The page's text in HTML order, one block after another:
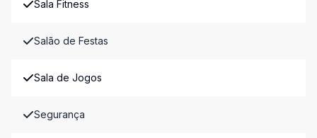
Sala Fitness
Salão de Festas
Sala de Jogos
Segurança